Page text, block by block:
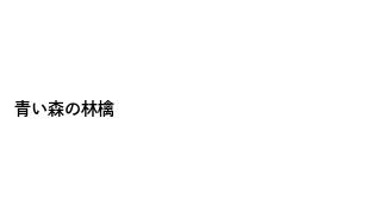
青い森の林檎